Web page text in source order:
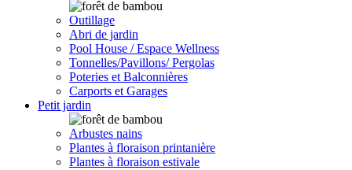
Outillage
Abri de jardin
Pool House / Espace Wellness
Tonnelles/Pavillons/ Pergolas
Poteries et Balconnières
Carports et Garages
Petit jardin
Arbustes nains
Plantes à floraison printanière
Plantes à floraison estivale